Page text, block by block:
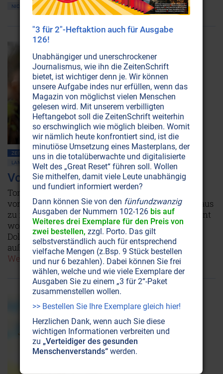
NICHT ONLINE VERFÜGBAR AUSGABE BESTELLEN
ZEITENSCHRIFT NR. 100, S.13
PLANET ERDE • UMWELTSCHUTZ
LANDWIRTSCHAFT
PFLANZEN • WALD
Von der Wüste zum Wald
Tony Rinaudo hat sich nichts Geringeres
vorgenommen, als dem Hunger in Afrika den Garaus
zu machen. Seine Entdeckung ist für den Kontinent
womöglich bedeutender als Milliarden von US-
Dollars an Entwicklungshilfe. Und sie wirkt sich
außerdem noch positiv auf das Weltklima aus!
Weiterlesen...
"3 für 2"-Heftaktion auch für Ausgabe
126!
Unabhängiger und unerschrockener
Journalismus, wie ihn die ZeitenSchrift
bietet, ist wichtiger denn je. Wir können
unsere Aufgabe indes nur erfüllen, wenn das
Magazin von möglichst vielen Menschen
gelesen wird. Mit unserem verbilligten
Heftangebot soll die ZeitenSchrift weiterhin
so erschwinglich wie möglich bleiben. Womit
wir nämlich heute konfrontiert sind, ist die
minutiöse Umsetzung eines Masterplans, der
uns in die totalüberwachte und digitalisierte
Welt des „Great Reset“ führen soll. Wollen
Sie mithelfen, damit viele Leute unabhängig
und fundiert informiert werden?
Dann können Sie von den fünfundzwanzig
Ausgaben der Nummern 102-126 bis auf
Weiteres drei Exemplare für den Preis von
zwei bestellen, zzgl. Porto. Das gilt
selbstverständlich auch für entsprechend
vielfache Mengen (z.Bsp. 9 Stück bestellen
und nur 6 bezahlen). Dabei können Sie frei
wählen, welche und wie viele Exemplare der
Ausgaben Sie zu einem „3 für 2“-Paket
zusammenstellen wollen.
>> Bestellen Sie Ihre Exemplare gleich hier!
Herzlichen Dank, wenn auch Sie diese
wichtigen Informationen verbreiten und
zu „Verteidiger des gesunden
Menschenverstands“ werden.